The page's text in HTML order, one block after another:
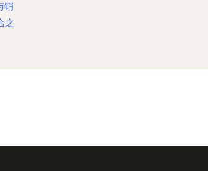
销
之